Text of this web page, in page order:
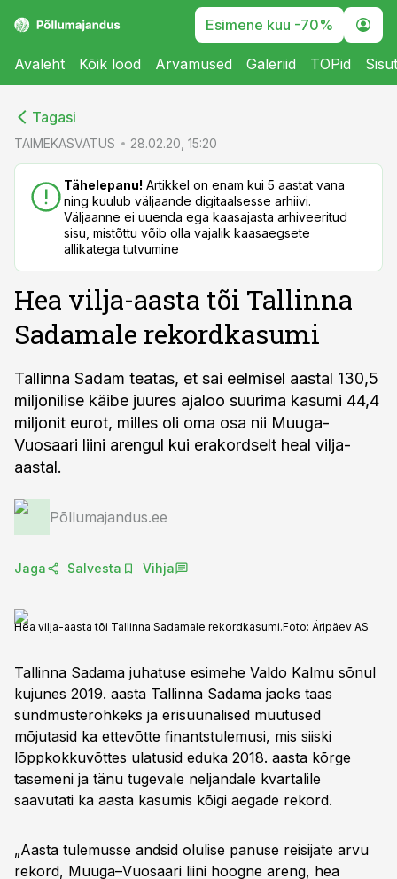
Esimene kuu -70%
Avaleht Kõik lood Arvamused Galeriid TOPid
Tagasi
TAIMEKASVATUS 28.02.20, 15:20
Tähelepanu! Artikkel on enam kui 5 aastat vana
ning kuulub väljaande digitaalsesse arhiivi.
Väljaanne ei uuenda ega kaasajasta arhiveeritud
sisu, mistõttu võib olla vajalik kaasaegsete
allikatega tutvumine
Hea vilja-aasta tõi Tallinna
Sadamale rekordkasumi
Tallinna Sadam teatas, et sai eelmisel aastal 130,5
miljonilise käibe juures ajaloo suurima kasumi 44,4
miljonit eurot, milles oli oma osa nii Muuga-
Vuosaari liini arengul kui erakordselt heal vilja-
aastal.
Põllumajandus.ee
Jaga Salvesta Vihja
Hea vilja-aasta tõi Tallinna Sadamale rekordkasumi.Foto: Äripäev AS
Tallinna Sadama juhatuse esimehe Valdo Kalmu sõnul
kujunes 2019. aasta Tallinna Sadama jaoks taas
sündmusterohkeks ja erisuunalised muutused
mõjutasid ka ettevõtte finantstulemusi, mis siiski
lõppkokkuvõttes ulatusid eduka 2018. aasta kõrge
tasemeni ja tänu tugevale neljandale kvartalile
saavutati ka aasta kasumis kõigi aegade rekord.
„Aasta tulemusse andsid olulise panuse reisijate arvu
rekord, Muuga–Vuosaari liini hoogne areng, hea